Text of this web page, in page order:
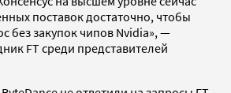
поставок достаточно, чтобы
без закупок чипов Nvidia», —
FT среди представителей